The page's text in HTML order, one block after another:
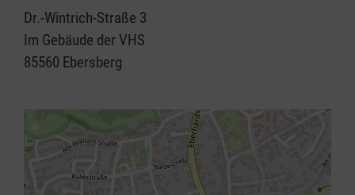
Dr.-Wintrich-Straße 3
Im Gebäude der VHS
85560 Ebersberg